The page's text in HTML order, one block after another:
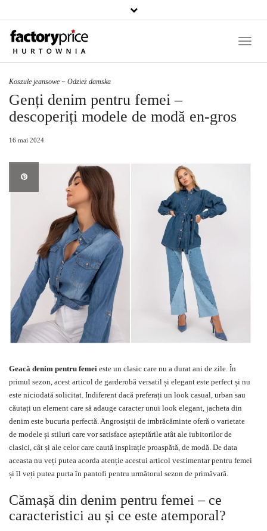
Căutați
un
Toggle
Koszule jeansowe ~ Odzież damska
Genți denim pentru femei –
descoperiți modele de modă en-gros
16 mai 2024
Geacă denim pentru femei este un clasic care nu a durat ani de zile. În
primul sezon, acest articol de garderobă versatil și elegant este perfect și nu
este niciodată solicitat. Indiferent dacă preferați un look casual, urban sau
căutați un element care să adauge caracter unui look elegant, jacheta din
denim este bucuria perfectă. Angrosiștii de imbrăcăminte oferă o varietate
de modele și stiluri care vor satisface așteptările atât ale iubitorilor de
clasici, cât și ale celor care caută inspirație proaspătă, de modă. De data
aceasta nu veți putea acorda atenție acestui articol vestimentar pentru femei
și îl veți putea purta în pantofi pentru următorul sezon de primăvară.
Cămașă din denim pentru femei – ce
caracteristici au și ce este atemporal?